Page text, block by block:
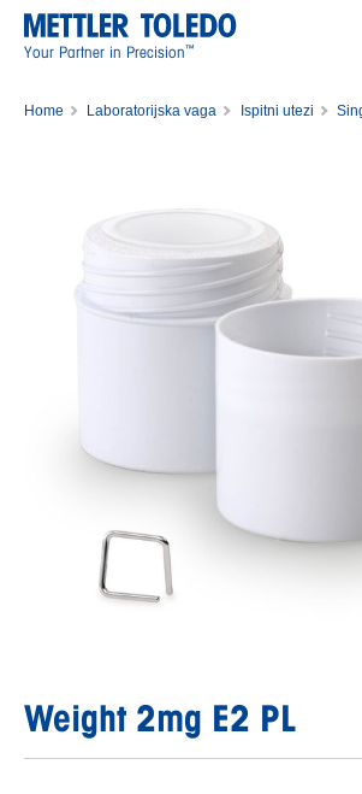
Your Partner in Precision™
Home Laboratorijska vaga Ispitni utezi
Weight 2mg E2 PL